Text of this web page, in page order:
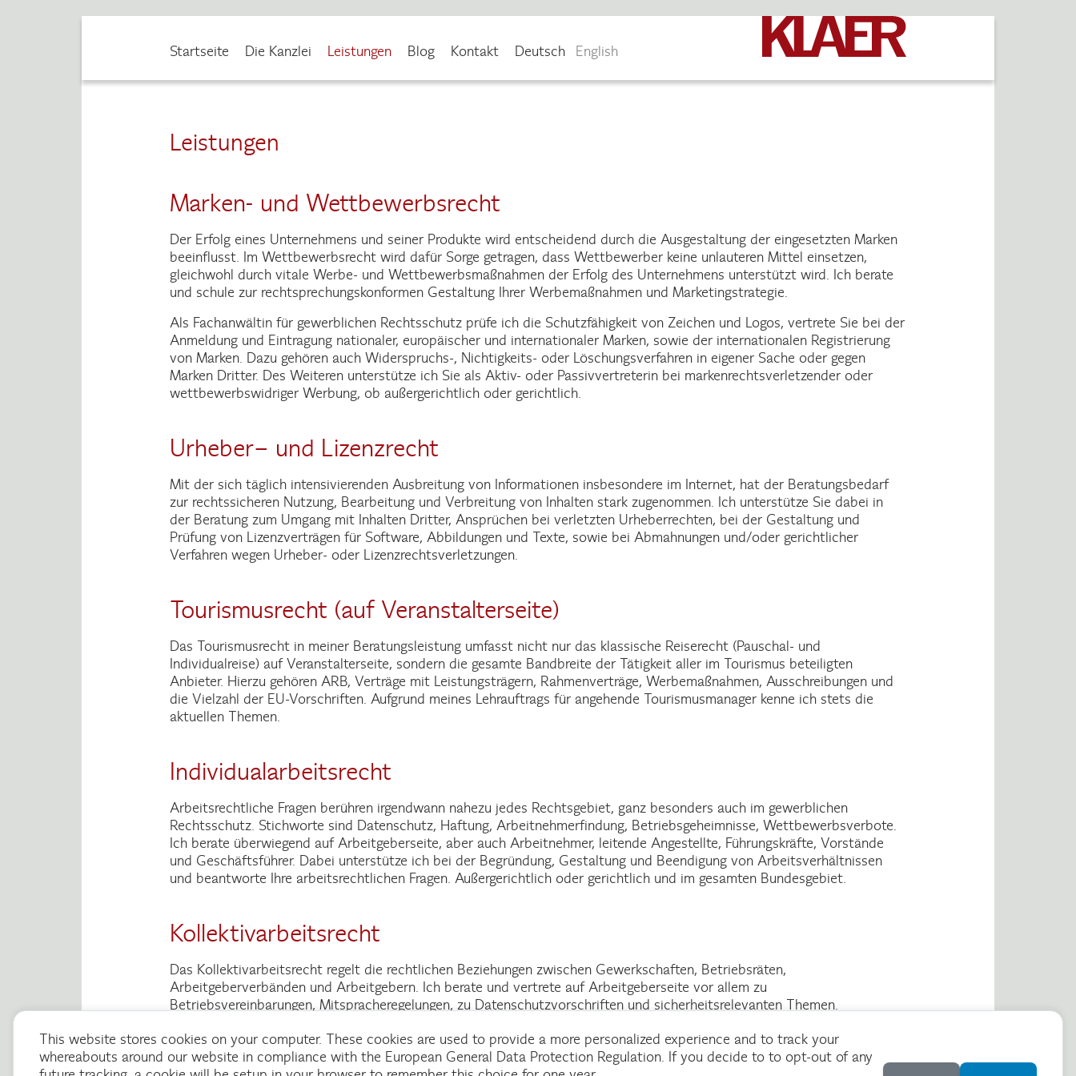
Startseite Die Kanzlei Leistungen Blog Kontakt Deutsch English
Leistungen
Marken- und Wettbewerbsrecht
Der Erfolg eines Unternehmens und seiner Produkte wird entscheidend durch die Ausgestaltung der eingesetzten Marken
beeinflusst. Im Wettbewerbsrecht wird dafür Sorge getragen, dass Wettbewerber keine unlauteren Mittel einsetzen,
gleichwohl durch vitale Werbe- und Wettbewerbsmaßnahmen der Erfolg des Unternehmens unterstützt wird. Ich berate
und schule zur rechtsprechungskonformen Gestaltung Ihrer Werbemaßnahmen und Marketingstrategie.
Als Fachanwältin für gewerblichen Rechtsschutz prüfe ich die Schutzfähigkeit von Zeichen und Logos, vertrete Sie bei der
Anmeldung und Eintragung nationaler, europäischer und internationaler Marken, sowie der internationalen Registrierung
von Marken. Dazu gehören auch Widerspruchs-, Nichtigkeits- oder Löschungsverfahren in eigener Sache oder gegen
Marken Dritter. Des Weiteren unterstütze ich Sie als Aktiv- oder Passivvertreterin bei markenrechtsverletzender oder
wettbewerbswidriger Werbung, ob außergerichtlich oder gerichtlich.
Urheber– und Lizenzrecht
Mit der sich täglich intensivierenden Ausbreitung von Informationen insbesondere im Internet, hat der Beratungsbedarf
zur rechtssicheren Nutzung, Bearbeitung und Verbreitung von Inhalten stark zugenommen. Ich unterstütze Sie dabei in
der Beratung zum Umgang mit Inhalten Dritter, Ansprüchen bei verletzten Urheberrechten, bei der Gestaltung und
Prüfung von Lizenzverträgen für Software, Abbildungen und Texte, sowie bei Abmahnungen und/oder gerichtlicher
Verfahren wegen Urheber- oder Lizenzrechtsverletzungen.
Tourismusrecht (auf Veranstalterseite)
Das Tourismusrecht in meiner Beratungsleistung umfasst nicht nur das klassische Reiserecht (Pauschal- und
Individualreise) auf Veranstalterseite, sondern die gesamte Bandbreite der Tätigkeit aller im Tourismus beteiligten
Anbieter. Hierzu gehören ARB, Verträge mit Leistungsträgern, Rahmenverträge, Werbemaßnahmen, Ausschreibungen und
die Vielzahl der EU-Vorschriften. Aufgrund meines Lehrauftrags für angehende Tourismusmanager kenne ich stets die
aktuellen Themen.
Individualarbeitsrecht
Arbeitsrechtliche Fragen berühren irgendwann nahezu jedes Rechtsgebiet, ganz besonders auch im gewerblichen
Rechtsschutz. Stichworte sind Datenschutz, Haftung, Arbeitnehmerfindung, Betriebsgeheimnisse, Wettbewerbsverbote.
Ich berate überwiegend auf Arbeitgeberseite, aber auch Arbeitnehmer, leitende Angestellte, Führungskräfte, Vorstände
und Geschäftsführer. Dabei unterstütze ich bei der Begründung, Gestaltung und Beendigung von Arbeitsverhältnissen
und beantworte Ihre arbeitsrechtlichen Fragen. Außergerichtlich oder gerichtlich und im gesamten Bundesgebiet.
Kollektivarbeitsrecht
Das Kollektivarbeitsrecht regelt die rechtlichen Beziehungen zwischen Gewerkschaften, Betriebsräten,
Arbeitgeberverbänden und Arbeitgebern. Ich berate und vertrete auf Arbeitgeberseite vor allem zu
Betriebsvereinbarungen, Mitspracheregelungen, zu Datenschutzvorschriften und sicherheitsrelevanten Themen.
This website stores cookies on your computer. These cookies are used to provide a more personalized experience and to track your
whereabouts around our website in compliance with the European General Data Protection Regulation. If you decide to to opt-out of any